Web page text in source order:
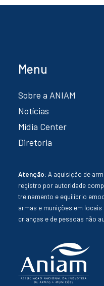
Menu
Sobre a ANIAM
Notícias
Mídia Center
Diretoria
Atenção: A aquisição de
registro por autoridade
treinamento e equilíbrio
armas e munições em
crianças e de pessoas não